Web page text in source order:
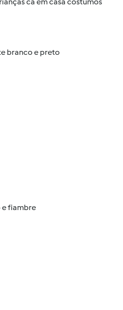
branco e preto
e fiambre